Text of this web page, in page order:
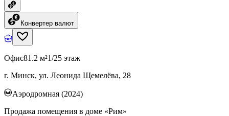
Конвертер валют
Офис81.2 м²1/25 этаж
г. Минск, ул. Леонида Щемелёва, 28
Аэродромная (2024)
Продажа помещения в доме «Рим»